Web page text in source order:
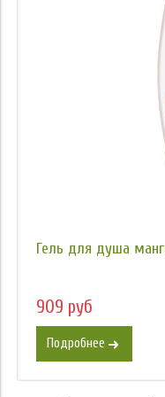
Гель для душа
909 руб
Подробнее